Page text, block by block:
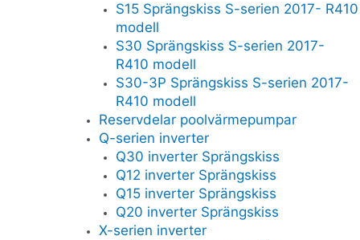
S15 Sprängskiss S-serien 2017- R410
modell
S30 Sprängskiss S-serien 2017-
R410 modell
S30-3P Sprängskiss S-serien 2017-
R410 modell
Reservdelar poolvärmepumpar
Q-serien inverter
Q30 inverter Sprängskiss
Q12 inverter Sprängskiss
Q15 inverter Sprängskiss
Q20 inverter Sprängskiss
X-serien inverter